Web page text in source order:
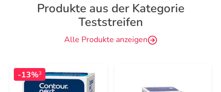
Produkte aus der Kategorie
Teststreifen
Alle Produkte anzeigen
-13%3